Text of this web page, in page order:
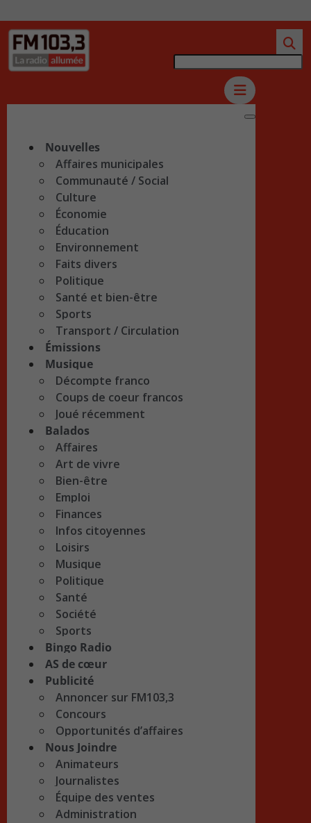
Nouvelles
Affaires municipales
Communauté / Social
Culture
Économie
Éducation
Environnement
Faits divers
Politique
Santé et bien-être
Sports
Transport / Circulation
Émissions
Musique
Décompte franco
Coups de coeur francos
Joué récemment
Balados
Affaires
Art de vivre
Bien-être
Emploi
Finances
Infos citoyennes
Loisirs
Musique
Politique
Santé
Société
Sports
Bingo Radio
AS de cœur
Publicité
Annoncer sur FM103,3
Concours
Opportunités d’affaires
Nous Joindre
Animateurs
Journalistes
Équipe des ventes
Administration